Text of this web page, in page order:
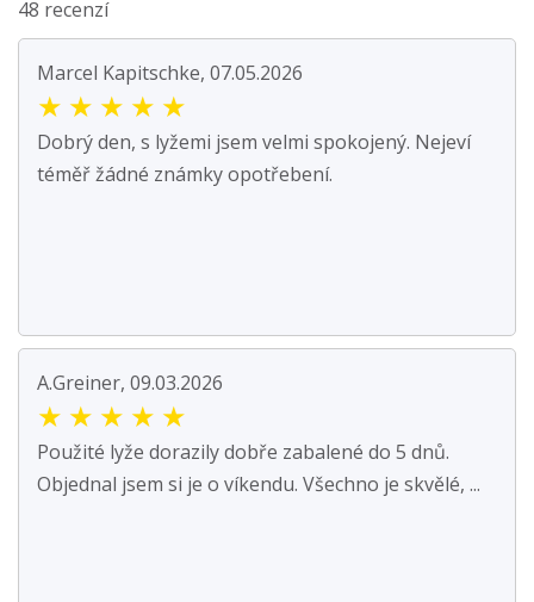
48 recenzí
Marcel Kapitschke, 07.05.2026
★ ★ ★ ★ ★
Dobrý den, s lyžemi jsem velmi spokojený. Nejeví
téměř žádné známky opotřebení.
A.Greiner, 09.03.2026
★ ★ ★ ★ ★
Použité lyže dorazily dobře zabalené do 5 dnů.
Objednal jsem si je o víkendu. Všechno je skvělé, ...